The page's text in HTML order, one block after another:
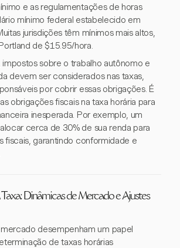
e as regulamentações de horas
mínimo federal estabelecido em
jurisdições têm mínimos mais altos,
de $15.95/hora.
impostos sobre o trabalho autônomo e
devem ser considerados nas taxas,
por cobrir essas obrigações. É
obrigações fiscais na taxa horária para
inesperada. Por exemplo, um
cerca de 30% de sua renda para
fiscais, garantindo conformidade e
Dinâmicas de Mercado e Ajustes
desempenham um papel
de taxas horárias